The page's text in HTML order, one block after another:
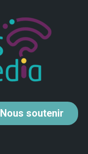
Noussoutenir